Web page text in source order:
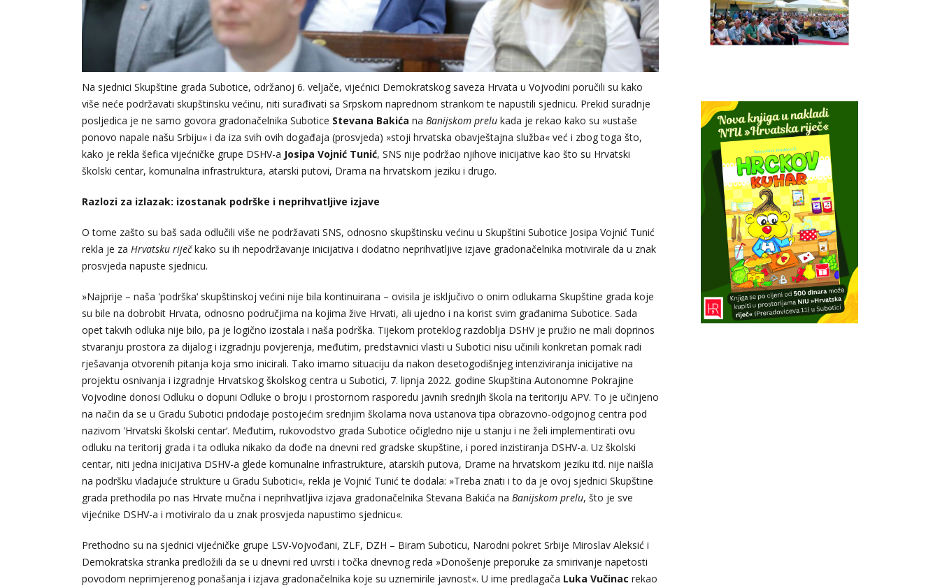
Na sjednici Skupštine grada Subotice, održanoj 6. veljače, vijećnici Demokratskog saveza Hrvata u Vojvodini poručili su kako
više neće podržavati skupštinsku većinu, niti surađivati sa Srpskom naprednom strankom te napustili sjednicu. Prekid suradnje
posljedica je ne samo govora gradonačelnika Subotice Stevana Bakića na Banijskom prelu kada je rekao kako su »ustaše
ponovo napale našu Srbiju« i da iza svih ovih događaja (prosvjeda) »stoji hrvatska obavještajna služba« već i zbog toga što,
kako je rekla šefica vijećničke grupe DSHV-a Josipa Vojnić Tunić, SNS nije podržao njihove inicijative kao što su Hrvatski
školski centar, komunalna infrastruktura, atarski putovi, Drama na hrvatskom jeziku i drugo.
Razlozi za izlazak: izostanak podrške i neprihvatljive izjave
O tome zašto su baš sada odlučili više ne podržavati SNS, odnosno skupštinsku većinu u Skupštini Subotice Josipa Vojnić Tunić
rekla je za Hrvatsku riječkako su ih nepodržavanje inicijativa i dodatno neprihvatljive izjave gradonačelnika motivirale da u znak
prosvjeda napuste sjednicu.
»Najprije – naša 'podrška‘ skupštinskoj većini nije bila kontinuirana – ovisila je isključivo o onim odlukama Skupštine grada koje
su bile na dobrobit Hrvata, odnosno područjima na kojima žive Hrvati, ali ujedno i na korist svim građanima Subotice. Sada
opet takvih odluka nije bilo, pa je logično izostala i naša podrška. Tijekom proteklog razdoblja DSHV je pružio ne mali doprinos
stvaranju prostora za dijalog i izgradnju povjerenja, međutim, predstavnici vlasti u Subotici nisu učinili konkretan pomak radi
rješavanja otvorenih pitanja koja smo inicirali. Tako imamo situaciju da nakon desetogodišnjeg intenziviranja inicijative na
projektu osnivanja i izgradnje Hrvatskog školskog centra u Subotici, 7. lipnja 2022. godine Skupština Autonomne Pokrajine
Vojvodine donosi Odluku o dopuni Odluke o broju i prostornom rasporedu javnih srednjih škola na teritoriju APV. To je učinjeno
na način da se u Gradu Subotici pridodaje postojećim srednjim školama nova ustanova tipa obrazovno-odgojnog centra pod
nazivom 'Hrvatski školski centar‘. Međutim, rukovodstvo grada Subotice očigledno nije u stanju i ne želi implementirati ovu
odluku na teritorij grada i ta odluka nikako da dođe na dnevni red gradske skupštine, i pored inzistiranja DSHV-a. Uz školski
centar, niti jedna inicijativa DSHV-a glede komunalne infrastrukture, atarskih putova, Drame na hrvatskom jeziku itd. nije naišla
na podršku vladajuće strukture u Gradu Subotici«, rekla je Vojnić Tunić te dodala: »Treba znati i to da je ovoj sjednici Skupštine
grada prethodila po nas Hrvate mučna i neprihvatljiva izjava gradonačelnika Stevana Bakića na Banijskom prelu, što je sve
vijećnike DSHV-a i motiviralo da u znak prosvjeda napustimo sjednicu«.
Prethodno su na sjednici vijećničke grupe LSV-Vojvođani, ZLF, DZH – Biram Suboticu, Narodni pokret Srbije Miroslav Aleksić i
Demokratska stranka predložili da se u dnevni red uvrsti i točka dnevnog reda »Donošenje preporuke za smirivanje napetosti
povodom neprimjerenog ponašanja i izjava gradonačelnika koje su uznemirile javnost«. U ime predlagača Luka Vučinac rekao